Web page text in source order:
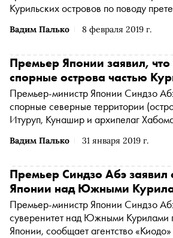
Вадим Палько 8 февраля 2019 г.
Курильских островов по поводу
Вадим Палько 31 января 2019 г.
Премьер Японии заявил, что
спорные острова частью
Премьер-министр Японии Синдзо
спорные северные территории
Итуруп, Кунашир и архипелаг
Премьер Синдзо Абэ заявил
Японии над Южными
Премьер-министр Японии Синдзо
суверенитет над Южными Курилами
Японии, сообщает агентство «Киодо»